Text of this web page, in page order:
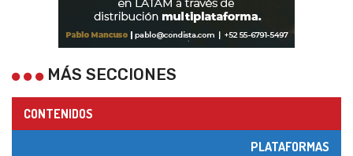
MÁS SECCIONES
CONTENIDOS
PLATAFORMAS